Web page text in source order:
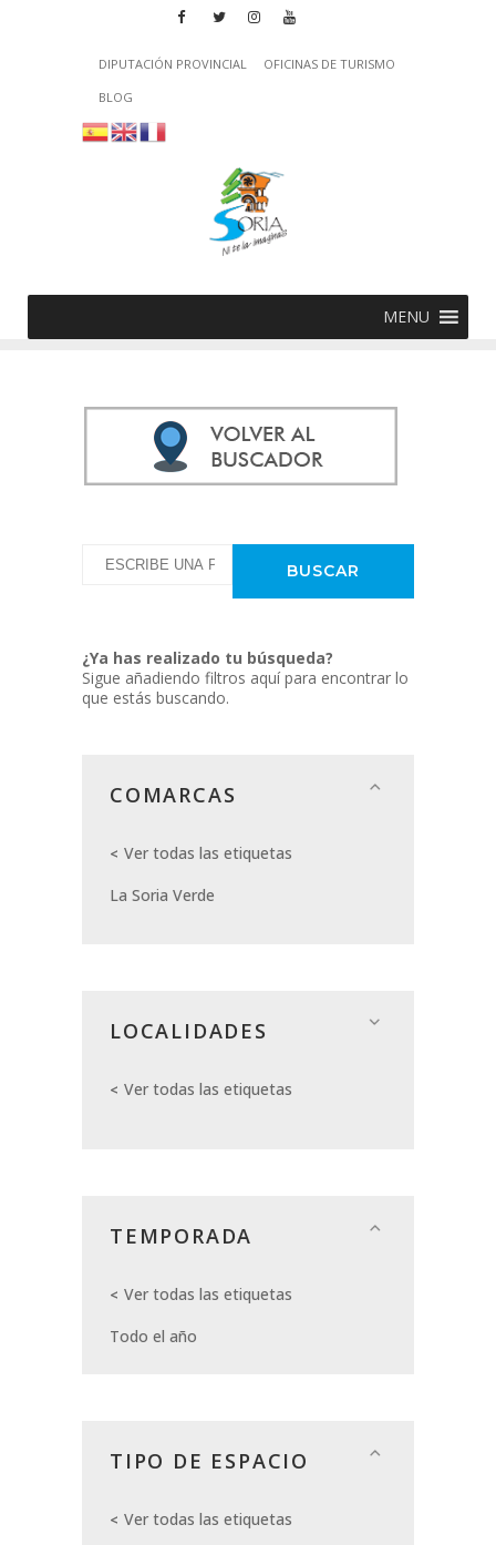
DIPUTACIÓN PROVINCIAL
OFICINAS DE TURISMO
BLOG
MENU
¿Ya has realizado tu búsqueda?
Sigue añadiendo filtros aquí para encontrar lo
que estás buscando.
COMARCAS
Ver todas las etiquetas
La Soria Verde
LOCALIDADES
Ver todas las etiquetas
TEMPORADA
Ver todas las etiquetas
Todo el año
TIPO DE ESPACIO
Ver todas las etiquetas